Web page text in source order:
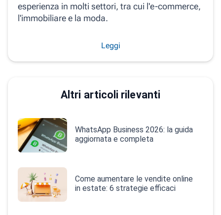
esperienza in molti settori, tra cui l'e-commerce,
l'immobiliare e la moda.
Leggi
Altri articoli rilevanti
WhatsApp Business 2026: la guida
aggiornata e completa
Come aumentare le vendite online
in estate: 6 strategie efficaci